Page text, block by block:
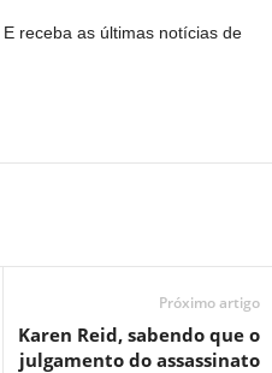
E receba as últimas notícias de
Próximo artigo
Karen Reid, sabendo que o
julgamento do assassinato